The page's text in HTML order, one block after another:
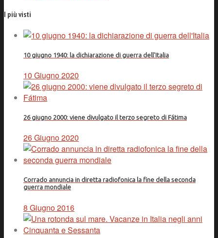
I più visti
10 giugno 1940: la dichiarazione di guerra dell'Italia
10 Giugno 2020
26 giugno 2000: viene divulgato il terzo segreto di Fátima
26 Giugno 2020
Corrado annuncia in diretta radiofonica la fine della seconda
guerra mondiale
8 Giugno 2016